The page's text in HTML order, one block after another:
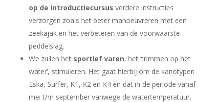
op de introductiecursus verdere instructies
verzorgen zoals het beter manoeuvreren met een
zeekajak en het verbeteren van de voorwaarste
peddelslag.
We zullen het sportief varen, het ‘trimmen op het
water’, stimuleren. Het gaat hierbij om de kanotypen
Eska, Surfer, K1, K2 en K4 en dat in de periode vanaf
mei t/m september vanwege de watertemperatuur.